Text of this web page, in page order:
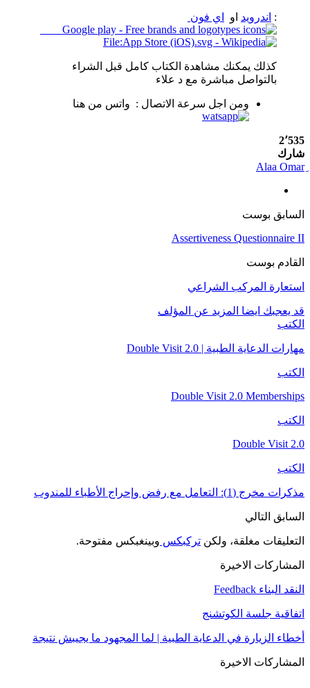
: اندرويد او اي فون
كذلك يمكنك مشاهدة الكتاب كامل قبل الشراء
بالتواصل مباشرة مع د علاء
ومن اجل سرعة الاتصال : واتس من هنا
2٬535
شارك
السابق بوست
Assertiveness Questionnaire II
القادم بوست
استعارة المركب الشراعي
قد يعجبك ايضا المزيد عن المؤلف
الكتب
مهارات الدعاية الطبية | Double Visit 2.0
الكتب
Double Visit 2.0 Memberships
الكتب
Double Visit 2.0
الكتب
مذكرات مخرج (1): التعامل مع رفض وإحراج الأطباء للمندوب
السابق التالي
التعليقات مغلقة، ولكن تركبكس وبينغبكس مفتوحة.
المشاركات الاخيرة
النقد البناء Feedback
اتفاقية جلسة الكوتشنج
أخطاء الزيارة في الدعاية الطبية | لما المجهود ما يجيبش نتيجة
المشاركات الاخيرة